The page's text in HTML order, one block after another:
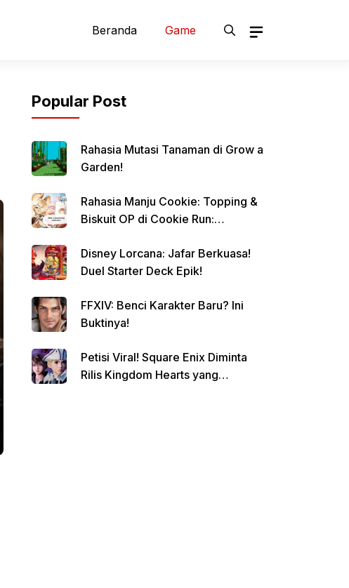
Beranda Game
Popular Post
Rahasia Mutasi Tanaman di Grow a
Garden!
Rahasia Manju Cookie: Topping &
Biskuit OP di Cookie Run:
Disney Lorcana: Jafar Berkuasa!
Duel Starter Deck Epik!
FFXIV: Benci Karakter Baru? Ini
Buktinya!
Petisi Viral! Square Enix Diminta
Rilis Kingdom Hearts yang